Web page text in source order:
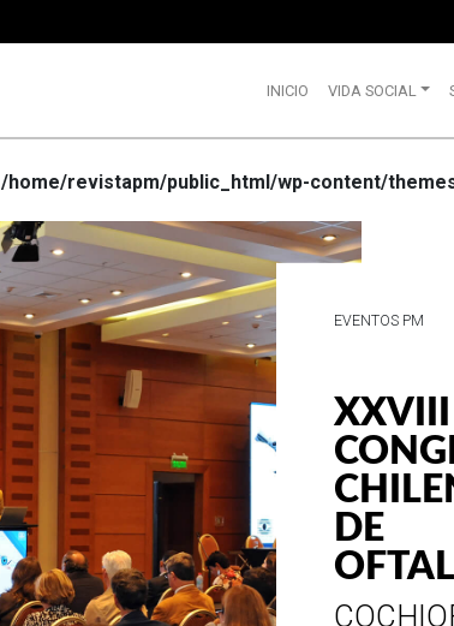
INICIO VIDA SOCIAL
/home/revistapm/public_html/wp-content/
VIDA SOCIAL
SUS
AÑOS